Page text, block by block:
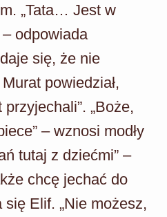
„Tata… Jest w
odpowiada
się, że nie
powiedział,
„Boże,
– wznosi modły
tutaj z dziećmi” –
chcę jechać do
się Elif. „Nie możesz,